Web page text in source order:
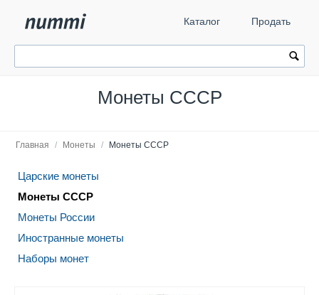
Каталог Продать
Монеты СССР
Главная / Монеты / Монеты СССР
Царские монеты
Монеты СССР
Монеты России
Иностранные монеты
Наборы монет